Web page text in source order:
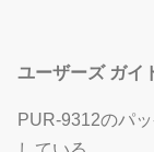
ユーザーズ ガイ
PUR-9312のパ